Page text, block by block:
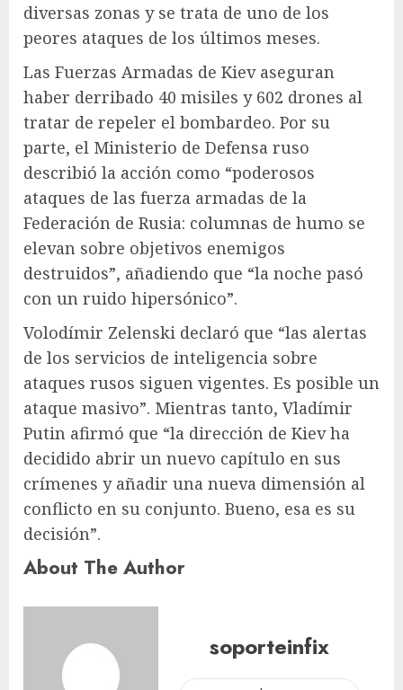
diversas zonas y se trata de uno de los
peores ataques de los últimos meses.
Las Fuerzas Armadas de Kiev aseguran
haber derribado 40 misiles y 602 drones al
tratar de repeler el bombardeo. Por su
parte, el Ministerio de Defensa ruso
describió la acción como “poderosos
ataques de las fuerza armadas de la
Federación de Rusia: columnas de humo se
elevan sobre objetivos enemigos
destruidos”, añadiendo que “la noche pasó
con un ruido hipersónico”.
Volodímir Zelenski declaró que “las alertas
de los servicios de inteligencia sobre
ataques rusos siguen vigentes. Es posible un
ataque masivo”. Mientras tanto, Vladímir
Putin afirmó que “la dirección de Kiev ha
decidido abrir un nuevo capítulo en sus
crímenes y añadir una nueva dimensión al
conflicto en su conjunto. Bueno, esa es su
decisión”.
About The Author
soporteinfix